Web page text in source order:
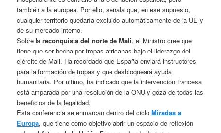
también a la europea. Por ello, señala que, en ese supuesto,
cualquier territorio quedaría excluido automáticamente de la UE y
de su mercado interno.
Sobre lareconquista del norte de Mali, el Ministro cree que
tiene que ser hecha por tropas africanas bajo el liderazgo del
ejército de Mali. Ha recordado que España enviará instructores
para la formación de tropas y que desbloqueará ayuda
humanitaria. Por último, ha indicado que la intervención francesa
está amparada por una resolución de la ONU y goza de todas las
beneficios de la legalidad.
Esta conferencia se enmarcan dentro del cicloMiradas a
Europa, que tiene como objetivo abrir un espacio de reflexión